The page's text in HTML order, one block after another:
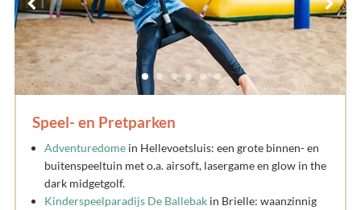
Speel- en Pretparken
Adventuredome in Hellevoetsluis: een grote binnen- en
buitenspeeltuin met o.a. airsoft, lasergame en glow in the
dark midgetgolf.
Kinderspeelparadijs De Ballebak in Brielle: waanzinnig